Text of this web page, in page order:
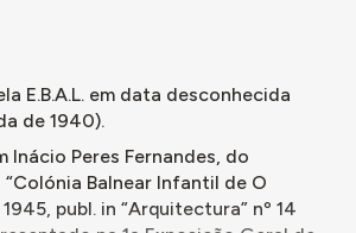
E.B.A.L. em data desconhecida
de 1940).
Inácio Peres Fernandes, do
Balnear Infantil de O
publ. in “Arquitectura” nº 14